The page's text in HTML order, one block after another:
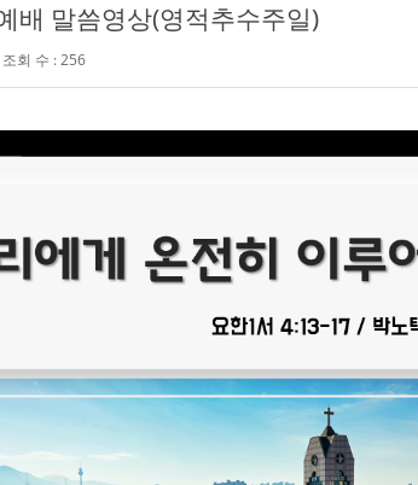
배 말씀영상(영적추수주일)
조회 수 : 256